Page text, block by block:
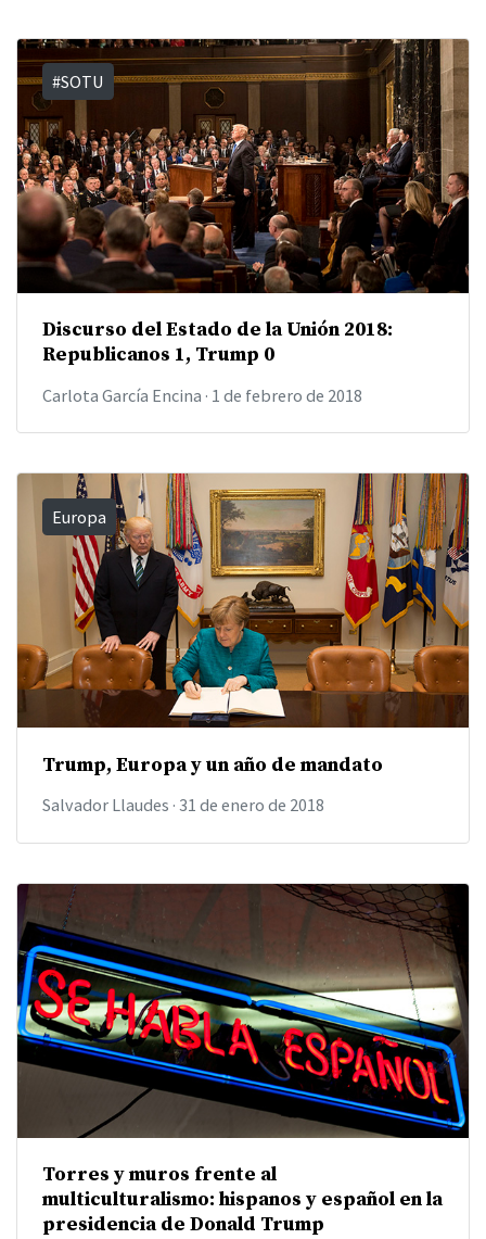
#SOTU
Discurso del Estado de la Unión 2018:
Republicanos 1, Trump 0
Carlota García Encina · 1 de febrero de 2018
Europa
Trump, Europa y un año de mandato
Salvador Llaudes · 31 de enero de 2018
Torres y muros frente al
multiculturalismo: hispanos y español en la
presidencia de Donald Trump